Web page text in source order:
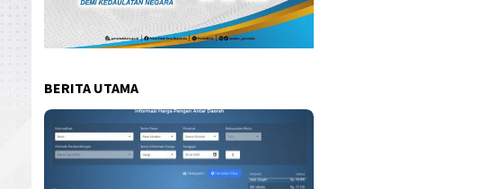
BERITA UTAMA